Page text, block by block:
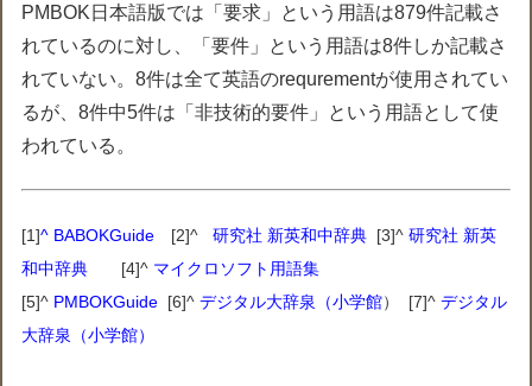
PMBOK日本語版では「要求」という用語は879件記載さ
れているのに対し、「要件」という用語は8件しか記載さ
れていない。8件は全て英語のrequrementが使用されてい
るが、8件中5件は「非技術的要件」という用語として使
われている。
[1]^ BABOKGuide [2]^研究社 新英和中辞典 [3]^研究社 新英
和中辞典 [4]^ マイクロソフト用語集
[5]^ PMBOKGuide [6]^デジタル大辞泉（小学館） [7]^ デジタル
大辞泉（小学館）